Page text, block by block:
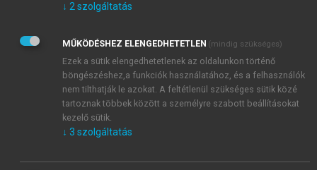
Kérek értesítést az Akadémiai Kiadó Zrt. újdonságairól,
Adatkezelési tájékoztatóbanfoglaltakat tudomásul
veszem és elfogadom.
Általános vásárlási feltételeket, valamint a szotar.netés a
mersz.huoldalak licencszerződéseiben foglaltakat
tudomásul veszem és elfogadom.
KIPRÓBÁLOM
↓ 2 szolgáltatás
MŰKÖDÉSHEZ ELENGEDHETETLEN (mindig szükséges)
Ezek a sütik elengedhetetlenek az oldalunkon történő
böngészéshez,a funkciók használatához, és a felhasználók
nem tilthatják le azokat. A feltétlenül szükséges sütik közé
tartoznak többek között a személyre szabott beállításokat
kezelő sütik.
↓ 3 szolgáltatás